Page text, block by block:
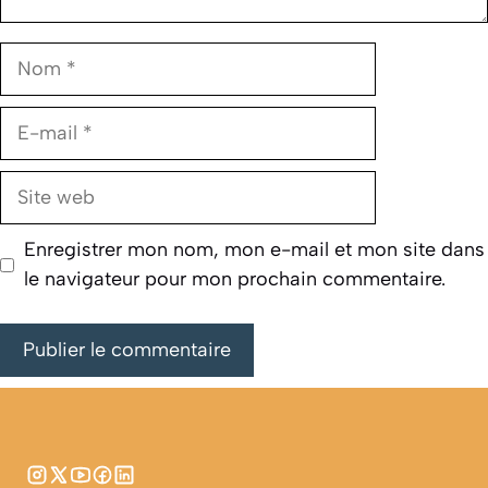
Nom
E-
Site
Enregistrer mon nom, mon e-mail et mon site dans
le navigateur pour mon prochain commentaire.